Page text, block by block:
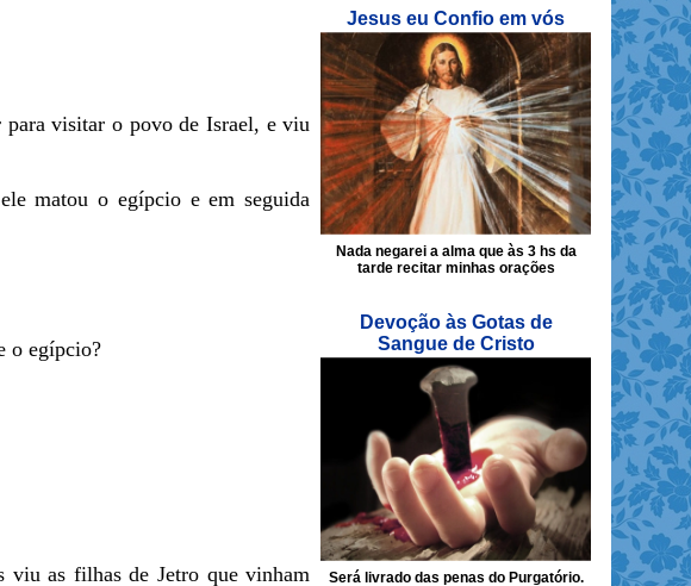
para visitar o povo de Israel, e viu
matou o egípcio e em seguida
o egípcio?
viu as filhas de Jetro que vinham
Jesus eu Confio em vós
Nada negarei a alma que às 3 hs da
tarde recitar minhas orações
Devoção às Gotas de
Sangue de Cristo
Será livrado das penas do Purgatório.